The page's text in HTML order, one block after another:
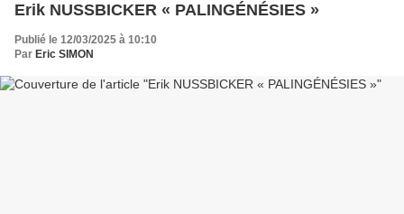
Erik NUSSBICKER « PALINGÉNÉSIES »
Publié le 12/03/2025 à 10:10
Par Eric SIMON